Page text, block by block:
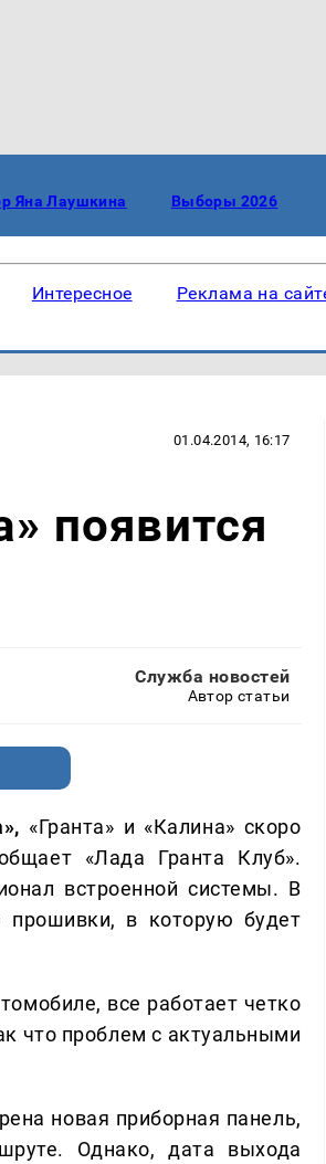
Яна Лаушкина Выборы 2026
Интересное Реклама на
01.04.2014, 16:17
появится
Служба новостей
Автор статьи
«Гранта» и «Калина» скоро
«Лада Гранта Клуб».
встроенной системы. В
прошивки, в которую будет
все работает четко
что проблем с актуальными
новая приборная панель,
Однако, дата выхода